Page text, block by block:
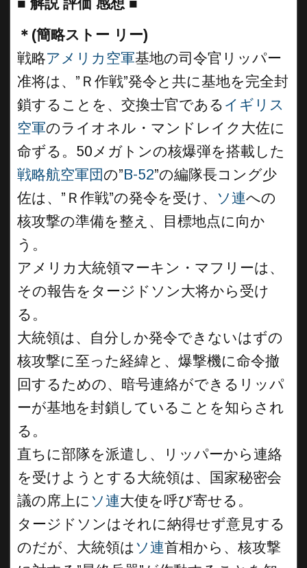
＊(簡略ストー リー)
戦略アメリカ空軍基地の司令官リッパー
准将は、”Ｒ作戦”発令と共に基地を完全封
鎖することを、交換士官である イギリス
空軍のライオネル・マンドレイク大佐に
命ずる。50メガトンの核爆弾を搭載した
戦略航空軍団の”B-52”の編隊長コング少
佐は、”Ｒ作戦”の発令を受け、
ソ連への
核攻撃の準備を整え、目標地点に向か
う。
アメリカ大統領マーキン・マフリーは、
その報告をタージドソン大将から受け
る。
大統領は、自分しか発令できないはずの
核攻撃に至った経緯と、爆撃機に命令撤
回するための、暗号連絡ができるリッパ
ーが基地を封鎖していることを知らされ
る。
直ちに部隊を派遣し、リッパーから連絡
を受けようとする大統領は、国家秘密会
議の席上に ソ連大使を呼び寄せる。
タージドソンはそれに納得せず意見する
のだが、大統領は ソ連首相から、核攻撃